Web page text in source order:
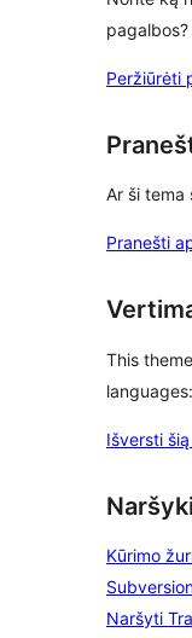
pagalbos?
Peržiūrėti
Ar ši tema
Pranešti
This
languages:
Išversti
Kūrimo
Naršyti